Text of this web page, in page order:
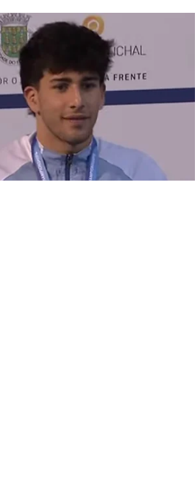
1 min de lectura
Cuarta medalla mundialista para
Iñaki
El Neuquino se quedó con otra bronce,
vez en los 50 mts mariposas, que acumula
la cuarta en el mundial de para Natación.
Mundial...